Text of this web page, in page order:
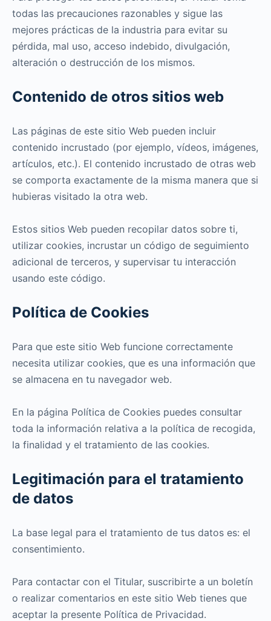
todas las precauciones razonables y sigue las
mejores prácticas de la industria para evitar su
pérdida, mal uso, acceso indebido, divulgación,
alteración o destrucción de los mismos.
Contenido de otros sitios web
Las páginas de este sitio Web pueden incluir
contenido incrustado (por ejemplo, vídeos, imágenes,
artículos, etc.). El contenido incrustado de otras web
se comporta exactamente de la misma manera que si
hubieras visitado la otra web.
Estos sitios Web pueden recopilar datos sobre ti,
utilizar cookies, incrustar un código de seguimiento
adicional de terceros, y supervisar tu interacción
usando este código.
Política de Cookies
Para que este sitio Web funcione correctamente
necesita utilizar cookies, que es una información que
se almacena en tu navegador web.
En la página Política de Cookies puedes consultar
toda la información relativa a la política de recogida,
la finalidad y el tratamiento de las cookies.
Legitimación para el tratamiento
de datos
La base legal para el tratamiento de tus datos es: el
consentimiento.
Para contactar con el Titular, suscribirte a un boletín
o realizar comentarios en este sitio Web tienes que
aceptar la presente Política de Privacidad.